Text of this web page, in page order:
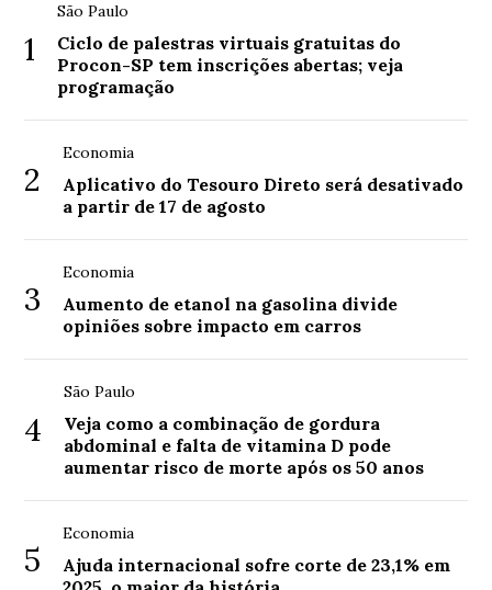
1
São Paulo
Ciclo de palestras virtuais gratuitas do
Procon-SP tem inscrições abertas; veja
programação
2
Economia
Aplicativo do Tesouro Direto será desativado
a partir de 17 de agosto
3
Economia
Aumento de etanol na gasolina divide
opiniões sobre impacto em carros
4
São Paulo
Veja como a combinação de gordura
abdominal e falta de vitamina D pode
aumentar risco de morte após os 50 anos
5
Economia
Ajuda internacional sofre corte de 23,1% em